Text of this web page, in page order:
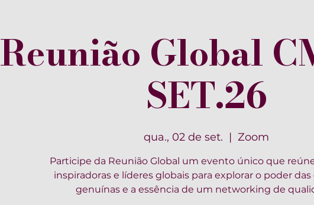
Reunião Global
SET.26
qua., 02 de set.
  |
Zoom
Participe da Reunião Global um evento único que
inspiradoras e líderes globais para explorar o poder
genuínas e a essência de um networking de